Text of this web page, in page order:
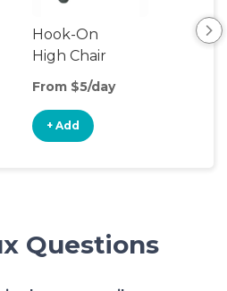
Hook-On
High Chair
From $5/day
+ Add
Questions